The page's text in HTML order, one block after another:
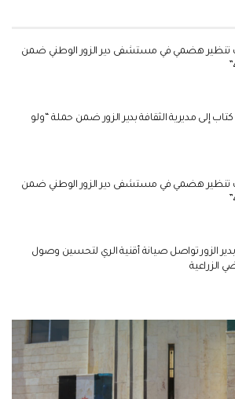
عمليات تنظير هضمي في مستشفى دير الزور الوطني ضمن
آلاف كتاب إلى مديرية الثقافة بدير الزور ضمن حملة “ولو
عمليات تنظير هضمي في مستشفى دير الزور الوطني ضمن
بدير الزور تواصل صيانة أقنية الري لتحسين وصول
الزراعية